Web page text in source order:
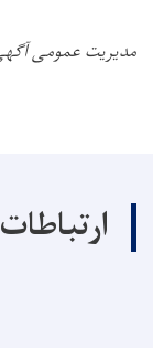
مدیریت عمومی